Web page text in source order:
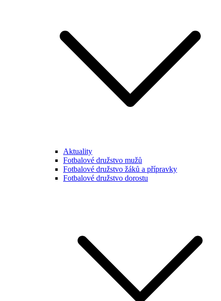
Aktuality
Fotbalové družstvo mužů
Fotbalové družstvo žáků a přípravky
Fotbalové družstvo dorostu